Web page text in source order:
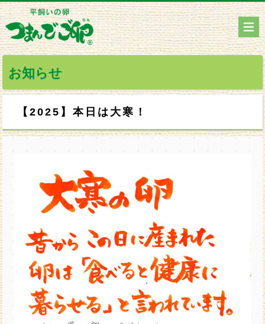
お知らせ
【2025】本日は大寒！